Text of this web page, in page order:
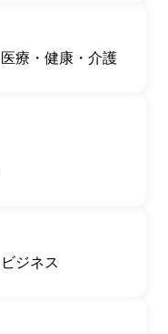
医療・健康・介護
ビジネス